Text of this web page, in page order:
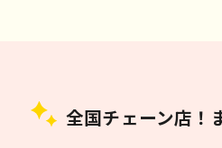
全国チェーン店！